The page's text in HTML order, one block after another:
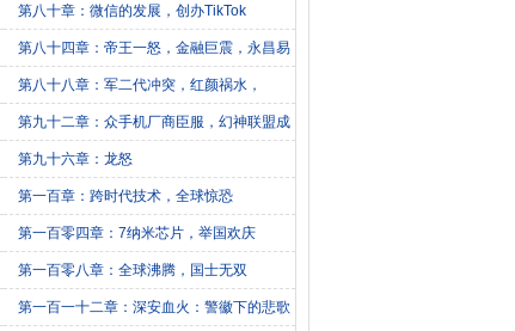
厂第八十章：微信的发展，创办TikTok
第八十四章：帝王一怒，金融巨震，永昌易
主第八十八章：军二代冲突，红颜祸水，
第九十二章：众手机厂商臣服，幻神联盟成
立第九十六章：龙怒
第一百章：跨时代技术，全球惊恐
第一百零四章：7纳米芯片，举国欢庆
第一百零八章：全球沸腾，国士无双
第一百一十二章：深安血火：警徽下的悲歌